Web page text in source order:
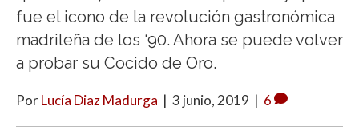
fue el icono de la revolución gastronómica
madrileña de los ‘90. Ahora se puede volver
a probar su Cocido de Oro.
PorLucía Diaz Madurga | 3 junio, 2019 | 6